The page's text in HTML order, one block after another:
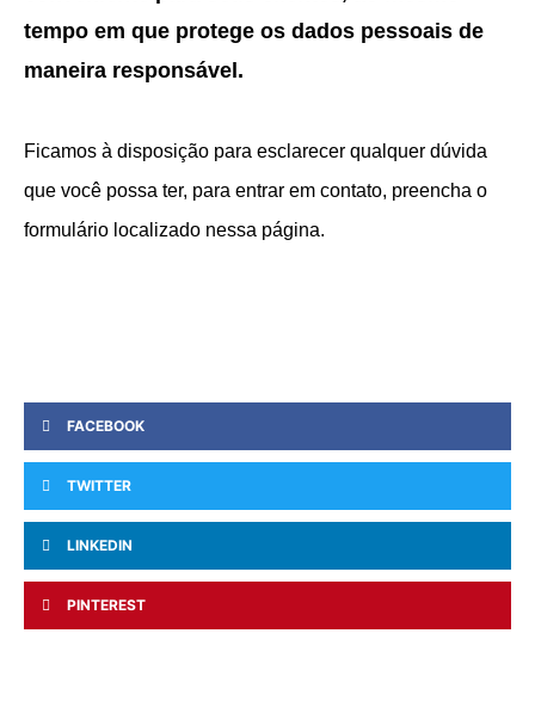
tempo em que protege os dados pessoais de
maneira responsável.
Ficamos à disposição para esclarecer qualquer dúvida
que você possa ter, para entrar em contato, preencha o
formulário localizado nessa página.
FACEBOOK
TWITTER
LINKEDIN
PINTEREST